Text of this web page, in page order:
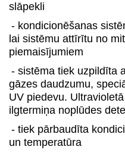
slāpekli
- kondicionēšanas
lai sistēmu attīrītu no
piemaisījumiem
- sistēma tiek uzpildīta
gāzes daudzumu,
UV piedevu.
ilgtermiņa noplūdes
- tiek pārbaudīta
un temperatūra